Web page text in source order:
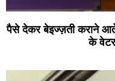
पैसे देकर बेइज्ज़ती कराने आते
के